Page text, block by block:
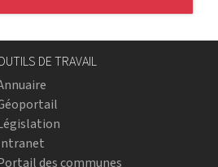
DE TRAVAIL
des communes